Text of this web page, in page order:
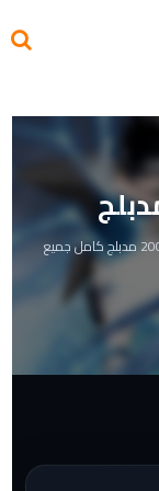
مشاهدة شاهد انمي ناروتو 2002 مدبلج كامل جميع